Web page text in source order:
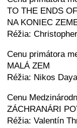
TO THE ENDS
NA KONIEC
Réžia:
Cenu primátora
MALÁ ZEM
Réžia: Nikos
Cenu
ZÁCHRANÁRI
Réžia: Valentín